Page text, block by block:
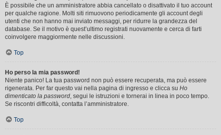
È possibile che un amministratore abbia cancellato o disattivato il tuo account
per qualche ragione. Molti siti rimuovono periodicamente gli account degli
utenti che non hanno mai inviato messaggi, per ridurre la grandezza del
database. Se il motivo è quest’ultimo registrati nuovamente e cerca di farti
coinvolgere maggiormente nelle discussioni.
Top
Ho perso la mia password!
Niente panico! La tua password non può essere recuperata, ma può essere
rigenerata. Per far questo vai nella pagina di ingresso e clicca su Ho
dimenticato la password, segui le istruzioni e tornerai in linea in poco tempo.
Se riscontri difficoltà, contatta l’amministratore.
Top